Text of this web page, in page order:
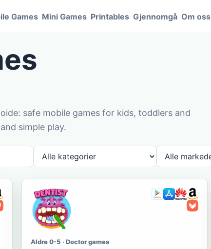
Games Mini Games Printables Gjennomgå Om oss
safe mobile games for kids, toddlers and
simple play.
Aldre 0-5 · Doctor games